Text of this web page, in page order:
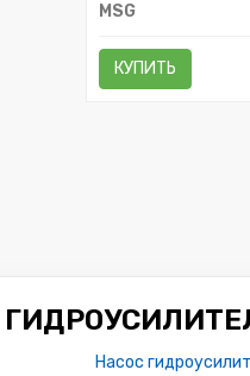
MSG
КУПИТЬ
Насос